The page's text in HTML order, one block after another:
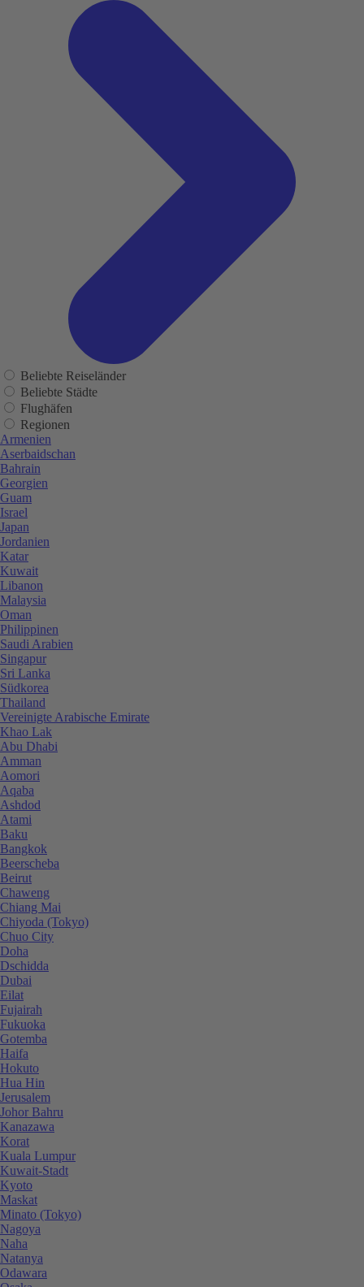
Beliebte Reiseländer
Beliebte Städte
Flughäfen
Regionen
Armenien
Aserbaidschan
Bahrain
Georgien
Guam
Israel
Japan
Jordanien
Katar
Kuwait
Libanon
Malaysia
Oman
Philippinen
Saudi Arabien
Singapur
Sri Lanka
Südkorea
Thailand
Vereinigte Arabische Emirate
Khao Lak
Abu Dhabi
Amman
Aomori
Aqaba
Ashdod
Atami
Baku
Bangkok
Beerscheba
Beirut
Chaweng
Chiang Mai
Chiyoda (Tokyo)
Chuo City
Doha
Dschidda
Dubai
Eilat
Fujairah
Fukuoka
Gotemba
Haifa
Hokuto
Hua Hin
Jerusalem
Johor Bahru
Kanazawa
Korat
Kuala Lumpur
Kuwait-Stadt
Kyoto
Maskat
Minato (Tokyo)
Nagoya
Naha
Natanya
Odawara